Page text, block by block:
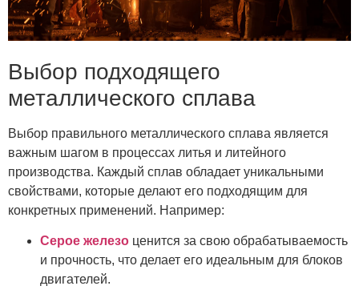
Выбор подходящего
металлического сплава
Выбор правильного металлического сплава является
важным шагом в процессах литья и литейного
производства. Каждый сплав обладает уникальными
свойствами, которые делают его подходящим для
конкретных применений. Например:
Серое железо ценится за свою обрабатываемость
и прочность, что делает его идеальным для блоков
двигателей.